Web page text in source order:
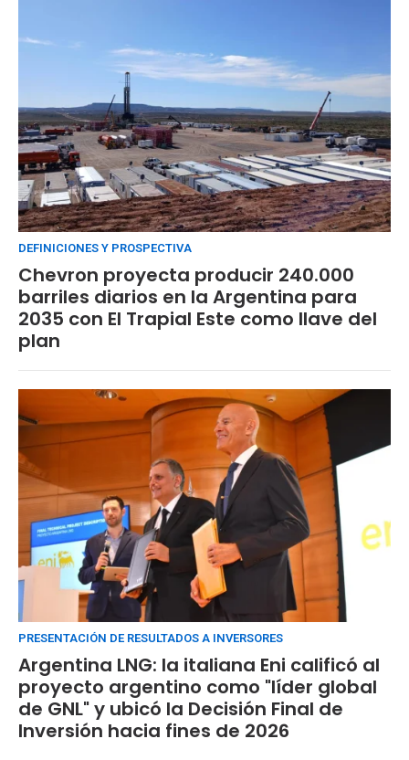
DEFINICIONES Y PROSPECTIVA
Chevron proyecta producir 240.000
barriles diarios en la Argentina para
2035 con El Trapial Este como llave del
plan
PRESENTACIÓN DE RESULTADOS A INVERSORES
Argentina LNG: la italiana Eni calificó al
proyecto argentino como "líder global
de GNL" y ubicó la Decisión Final de
Inversión hacia fines de 2026